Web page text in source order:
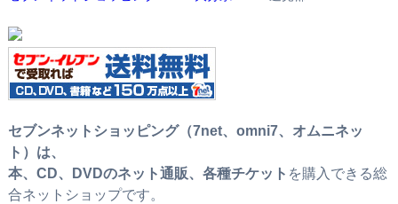
セブンネットショッピング（7net、omni7、オムニネッ
ト）は、
本、CD、DVDのネット通販、各種チケット を購入できる総
合ネットショップです。